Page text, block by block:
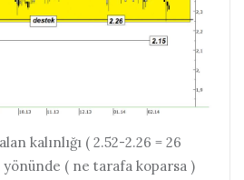
kalınlığı ( 2.52-2.26 = 26
( ne tarafa koparsa )